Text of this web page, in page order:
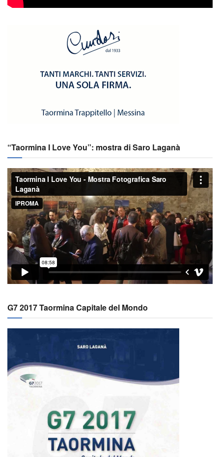
“Taormina I Love You”: mostra di Saro Laganà
G7 2017 Taormina Capitale del Mondo